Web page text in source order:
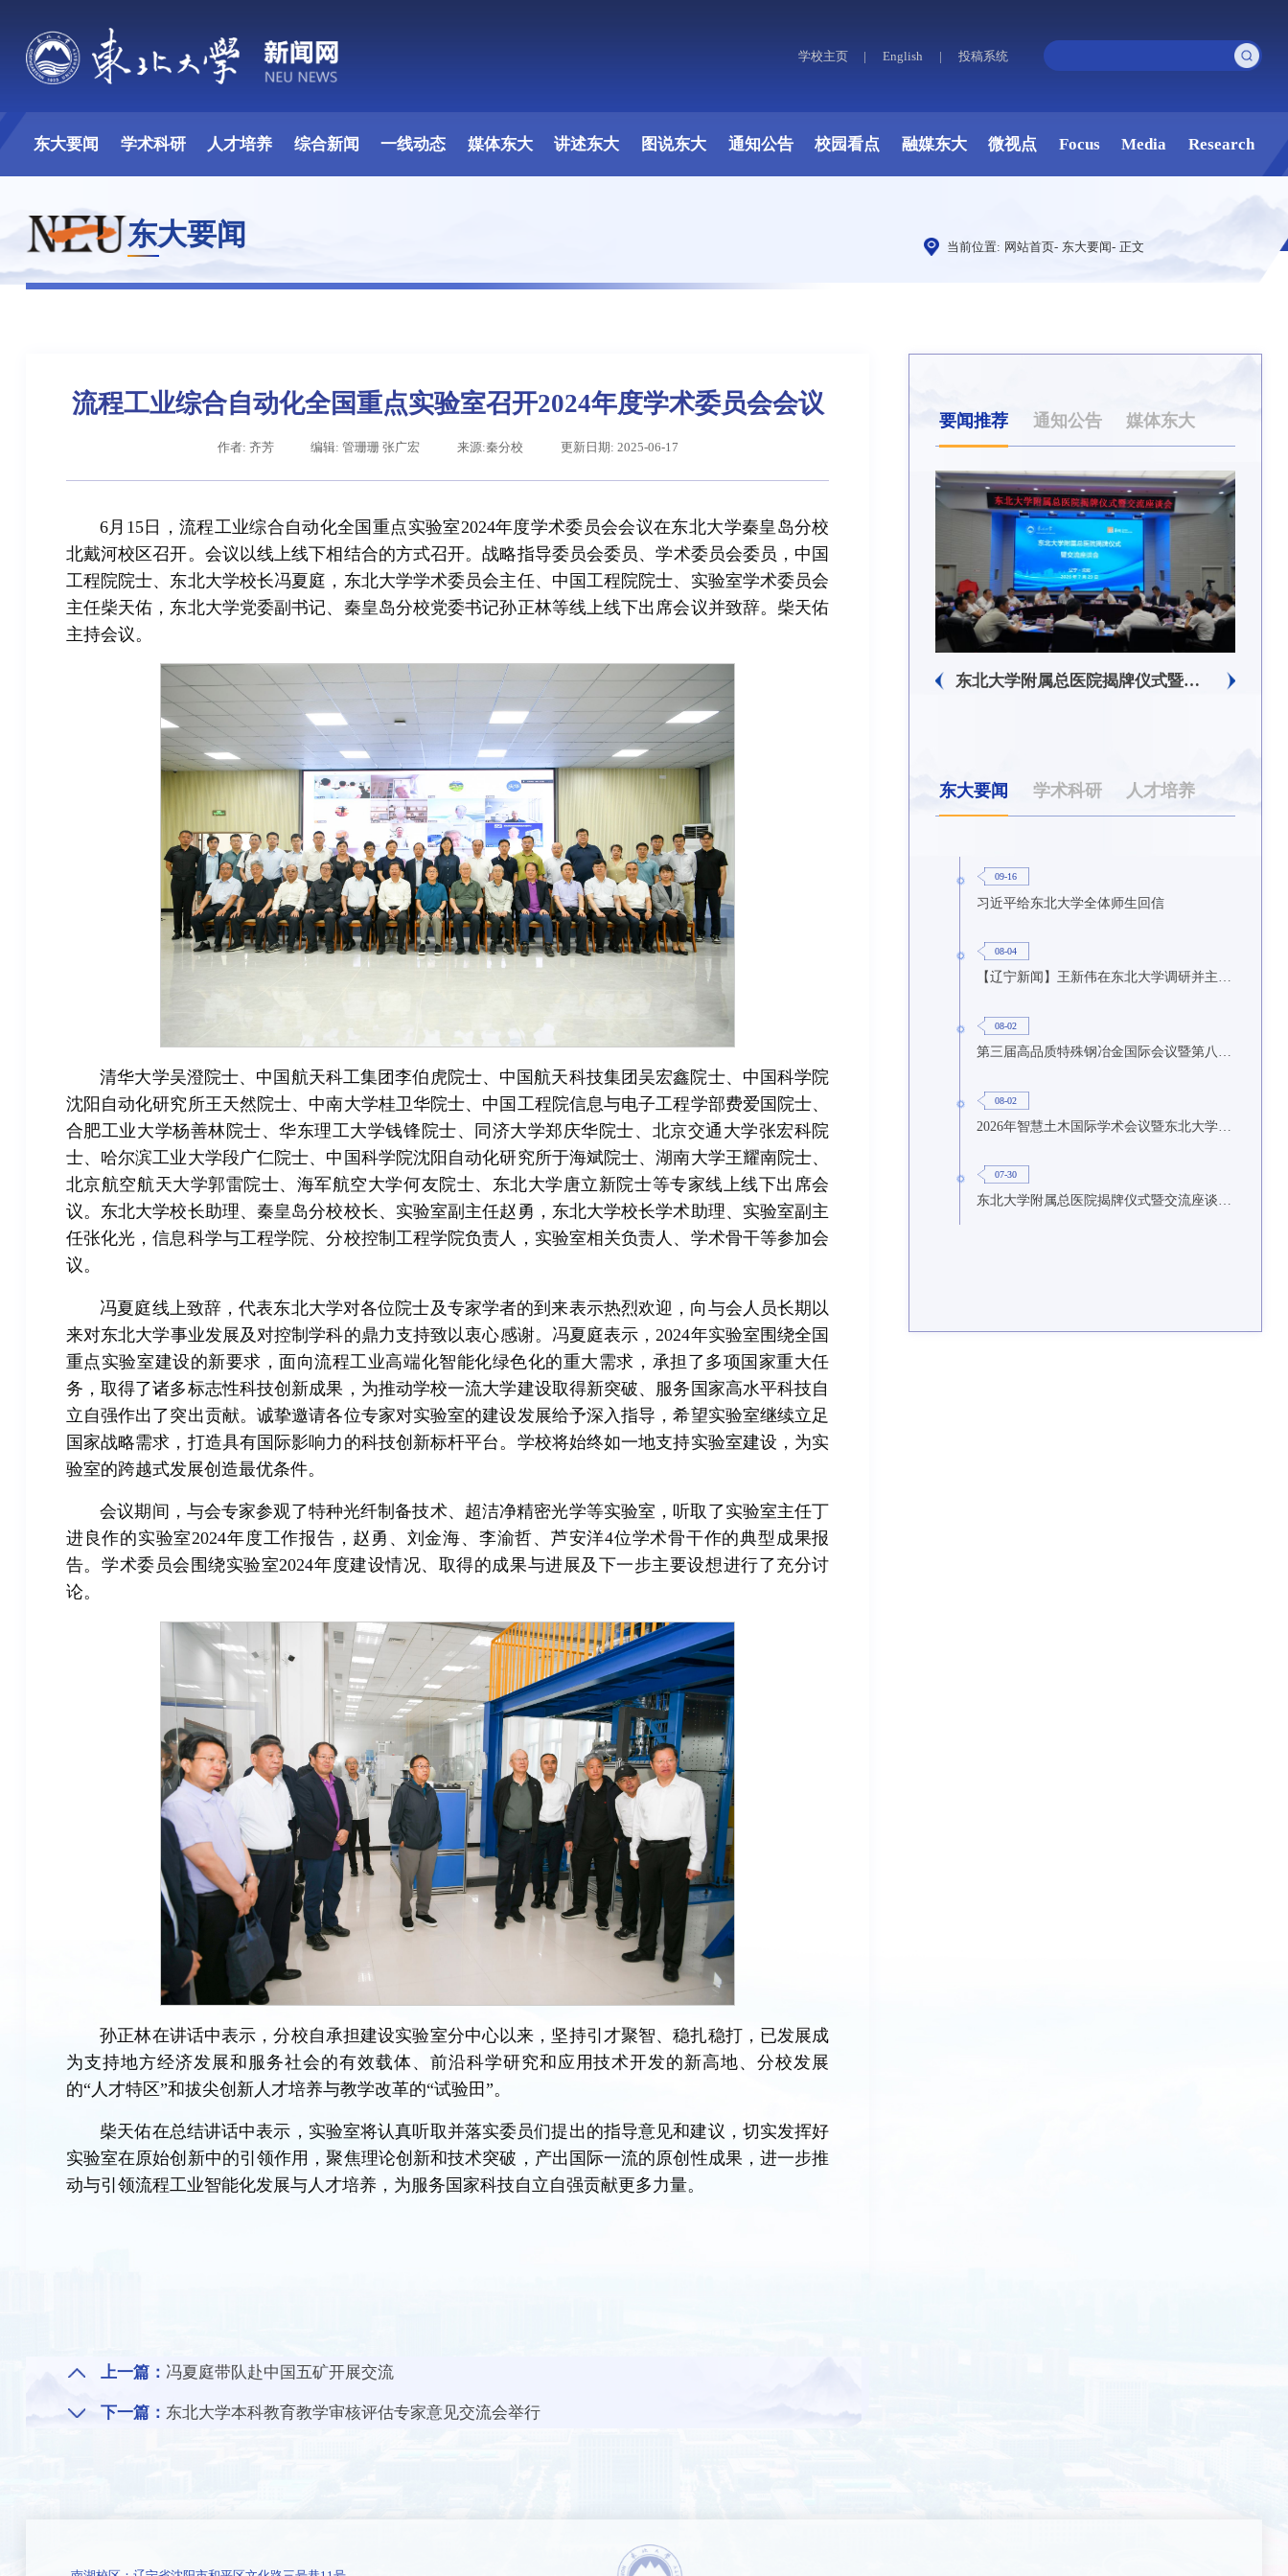
学校主页 | English | 投稿系统
东大要闻 学术科研 人才培养 综合新闻 一线动态 媒体东大 讲述东大 图说东大 通知公告 校园看点 融媒东大 微视点 Focus Media Research
东大要闻 当前位置: 网站首页- 东大要闻- 正文
流程工业综合自动化全国重点实验室召开2024年度学术委员会会议
作者: 齐芳 编辑: 管珊珊 张广宏 来源:秦分校 更新日期: 2025-06-17
6月15日，流程工业综合自动化全国重点实验室2024年度学术委员会会议在东北大学秦皇岛分校
北戴河校区召开。会议以线上线下相结合的方式召开。战略指导委员会委员、学术委员会委员， 中国
工程院院士、东北大学校长冯夏庭，东北大学学术委员会主任、中国工程院院士、实验室学术委员会
主任柴天佑，东北大学党委副书记、秦皇岛分校党委书记孙正林等线上线下出席会议并致辞。柴天佑
主持会议。
清华大学吴澄院士、中国航天科工集团李伯虎院士、中国航天科技集团吴宏鑫院士、中国科学院
沈阳自动化研究所王天然院士、中南大学桂卫华院士、中国工程院信息与电子工程学部费爱国院士、
合肥工业大学杨善林院士、华东理工大学钱锋院士、同济大学郑庆华院士、北京交通大学张宏科院
士、哈尔滨工业大学段广仁院士、中国科学院沈阳自动化研究所于海斌院士、湖南大学王耀南院士、
北京航空航天大学郭雷院士、海军航空大学何友院士、东北大学唐立新院士等专家线上线下出席会
议。东北大学校长助理、秦皇岛分校校长、实验室副主任赵勇，东北大学校长学术助理、实验室副主
任张化光，信息科学与工程学院、分校控制工程学院负责人，实验室相关负责人、学术骨干等参加会
议。
冯夏庭线上致辞，代表东北大学对各位院士及专家学者的到来表示热烈欢迎，向与会人员长期以
来对东北大学事业发展及对控制学科的鼎力支持致以衷心感谢。 冯夏庭表示，2024年实验室围绕全国
重点实验室建设的新要求，面向流程工业高端化智能化绿色化的重大需求，承担了多项国家重大任
务，取得了诸多标志性科技创新成果，为推动学校一流大学建设取得新突破、服务国家高水平科技自
立自强作出了突出贡献。诚挚邀请各位专家对实验室的建设发展给予深入指导，希望实验室继续立足
国家战略需求，打造具有国际影响力的科技创新标杆平台。学校将始终如一地支持实验室建设，为实
验室的跨越式发展创造最优条件。
会议期间，与会专家参观了特种光纤制备技术、超洁净精密光学等实验室，听取了实验室主任丁
进良作的实验室2024年度工作报告，赵勇、刘金海、李渝哲、芦安洋4位学术骨干作的典型成果报
告。学术委员会围绕实验室2024年度建设情况、取得的成果与进展及下一步主要设想进行了充分讨
论。
孙正林在讲话中表示，分校自承担建设实验室分中心以来，坚持引才聚智、稳扎稳打，已发展成
为支持地方经济发展和服务社会的有效载体、前沿科学研究和应用技术开发的新高地、分校发展
的“人才特区”和拔尖创新人才培养与教学改革的“试验田”。
柴天佑在总结讲话中表示，实验室将认真听取并落实委员们提出的指导意见和建议，切实发挥好
实验室在原始创新中的引领作用，聚焦理论创新和技术突破，产出国际一流的原创性成果，进一步推
动与引领流程工业智能化发展与人才培养，为服务国家科技自立自强贡献更多力量。
上一篇： 冯夏庭带队赴中国五矿开展交流
下一篇： 东北大学本科教育教学审核评估专家意见交流会举行
要闻推荐 通知公告 媒体东大
辽宁省卓越工程师培养联合体在东北大学成立 习近平给东北大学全体师生回信 东北大学附属总医院揭牌仪式暨交流座谈会举行 东北大学举办树立和践行正确政绩观学习教育培训班
东大要闻 学术科研 人才培养
09-16
习近平给东北大学全体师生回信
08-04
【辽宁新闻】王新伟在东北大学调研并主持召开座谈会
08-02
08-02
07-30
东北大学附属总医院揭牌仪式暨交流座谈会举行